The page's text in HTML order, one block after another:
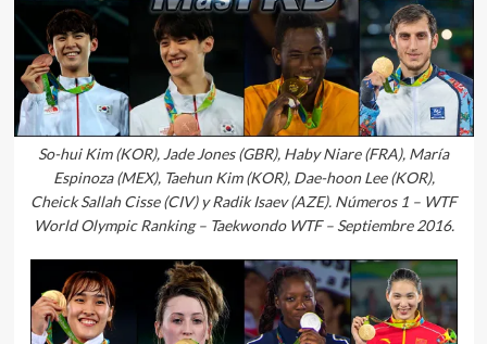
So-hui Kim (KOR), Jade Jones (GBR), Haby Niare (FRA), María
Espinoza (MEX), Taehun Kim (KOR), Dae-hoon Lee (KOR),
Cheick Sallah Cisse (CIV) y Radik Isaev (AZE). Números 1 – WTF
World Olympic Ranking – Taekwondo WTF – Septiembre 2016.